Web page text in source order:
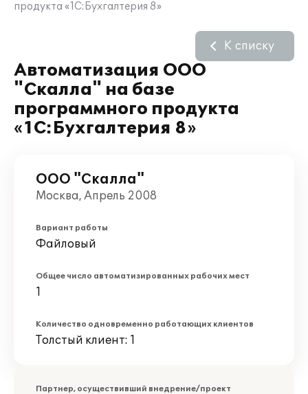
продукта «1С:Бухгалтерия 8»
Автоматизация ООО
"Скалла" на базе
программного продукта
«1С:Бухгалтерия 8»
К списку
ООО "Скалла"
Москва, Апрель 2008
Вариант работы
Файловый
Общее число автоматизированных рабочих мест
1
Количество одновременно работающих клиентов
Толстый клиент: 1
Партнер, осуществивший внедрение/проект